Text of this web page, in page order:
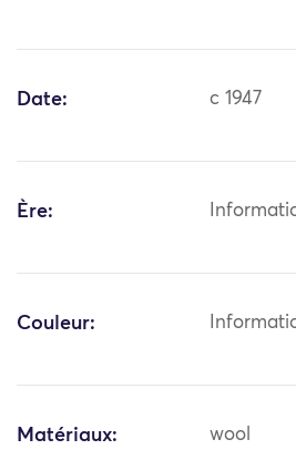
Date: c 1947
Ère:
Couleur:
Matériaux: wool